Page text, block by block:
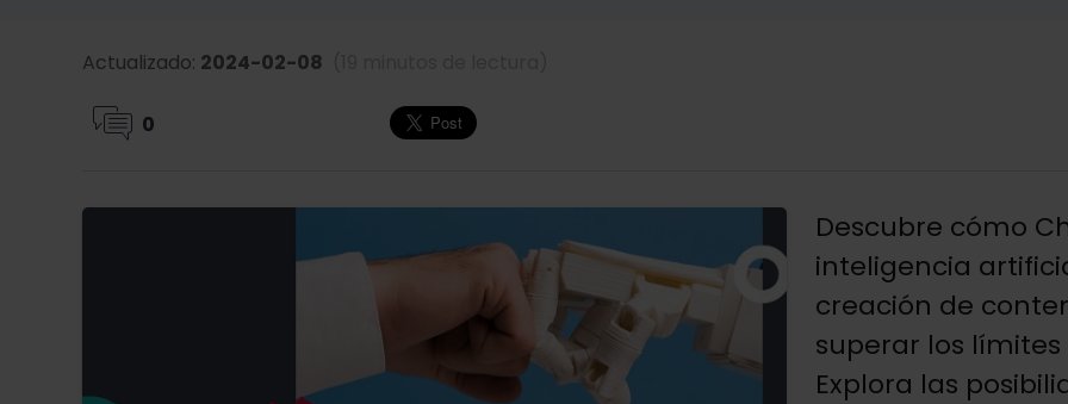
Actualizado: 2024-02-08
0
Descubre cómo
inteligencia
creación de
superar los
Explora las